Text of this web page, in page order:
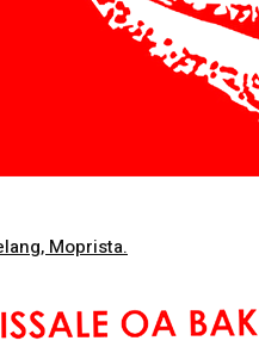
Moprista.